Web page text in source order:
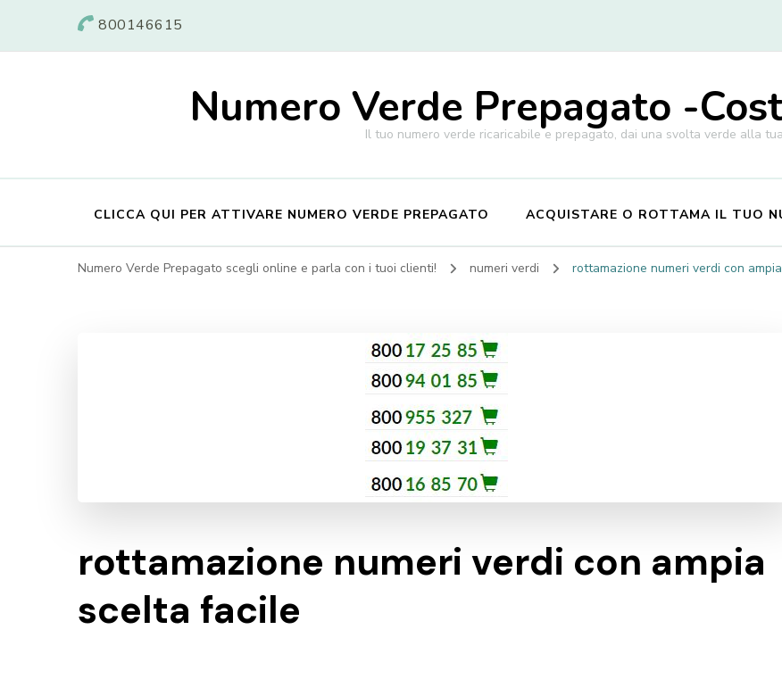
800146615
Numero Verde Prepagato -
Il tuo numero verde ricaricabile e prepagato, dai una svolta verde alla
CLICCA QUI PER ATTIVARE NUMERO VERDE PREPAGATO ACQUISTARE O ROTTAMA IL TUO
Numero Verde Prepagato scegli online e parla con i tuoi clienti! numeri verdi rottamazione numeri verdi con
rottamazione numeri verdi con ampia
scelta facile